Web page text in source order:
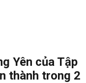
Yên của Tập
thành trong 2